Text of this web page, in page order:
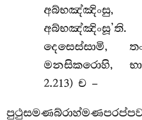
අබ්භඤ්ඤිංසූ’ති.
දෙසෙස්සාමි,
මනසිකරොහි,
2.213) ච –